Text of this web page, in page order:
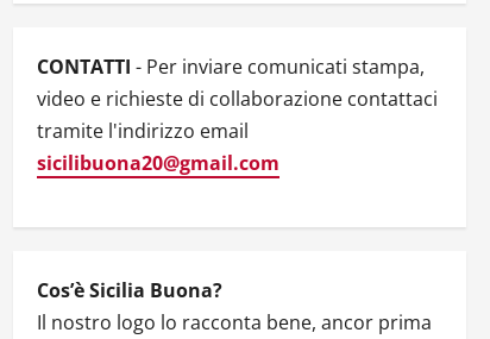
CONTATTI - Per inviare comunicati stampa,
video e richieste di collaborazione contattaci
tramite l'indirizzo email
sicilibuona20@gmail.com
Cos’è Sicilia Buona?
Il nostro logo lo racconta bene, ancor prima